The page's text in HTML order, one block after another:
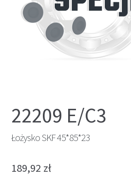
22209 E/C3
Łożysko SKF 45*85*23
189,92 zł